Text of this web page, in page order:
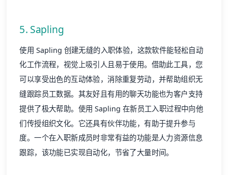
5. Sapling
使用 Sapling 创建无缝的入职体验，这款软件能轻松自动
化工作流程，视觉上吸引人且易于使用。借助此工具，您
可以享受出色的互动体验，消除重复劳动，并帮助组织无
缝跟踪员工数据。其友好且有用的聊天功能也为客户支持
提供了极大帮助。使用 Sapling 在新员工入职过程中向他
们传授组织文化。它还具有伙伴功能，有助于提升参与
度。一个在入职新成员时非常有益的功能是人力资源信息
跟踪，该功能已实现自动化，节省了大量时间。